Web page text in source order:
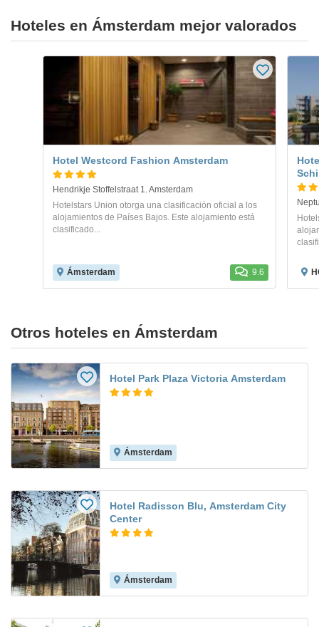
Hoteles en Ámsterdam mejor valorados
Hotel Westcord Fashion Amsterdam
Hendrikje Stoffelstraat 1. Amsterdam
Hotelstars Union otorga una clasificación oficial a los
alojamientos de Países Bajos. Este alojamiento está
clasificado...
Ámsterdam 9.6
Otros hoteles en Ámsterdam
Hotel Park Plaza Victoria Amsterdam
Ámsterdam
Hotel Radisson Blu, Amsterdam City
Center
Ámsterdam